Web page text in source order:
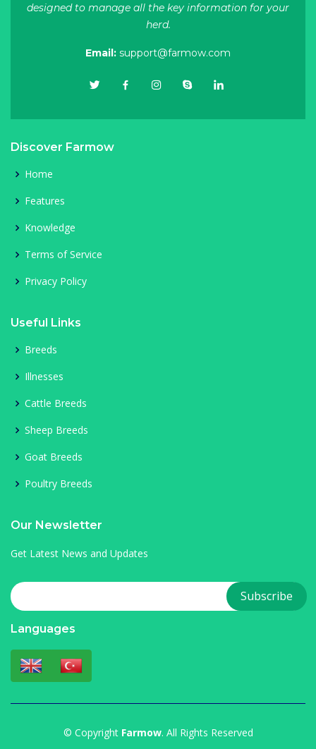
designed to manage all the key information for your
herd.
Email: support@farmow.com
Discover Farmow
Home
Features
Knowledge
Terms of Service
Privacy Policy
Useful Links
Breeds
Illnesses
Cattle Breeds
Sheep Breeds
Goat Breeds
Poultry Breeds
Our Newsletter
Get Latest News and Updates
Languages
© Copyright Farmow. All Rights Reserved